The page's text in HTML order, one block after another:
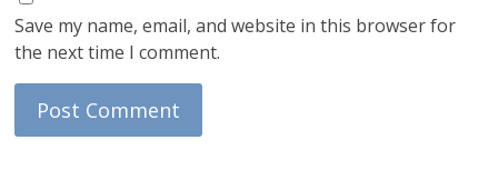
Save my name, email, and website in this browser for
the next time I comment.